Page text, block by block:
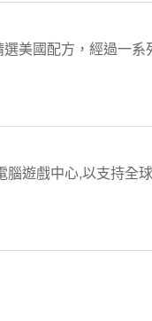
美國配方，經過一系
遊戲中心,以支持全